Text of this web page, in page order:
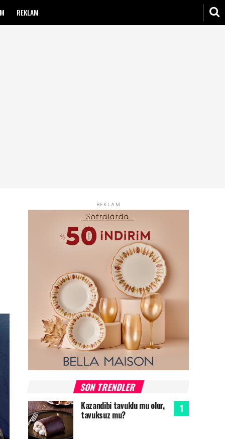
REKLAM
REKLAM
SON TRENDLER
Kazandibi tavuklu mu olur,
tavuksuz mu?